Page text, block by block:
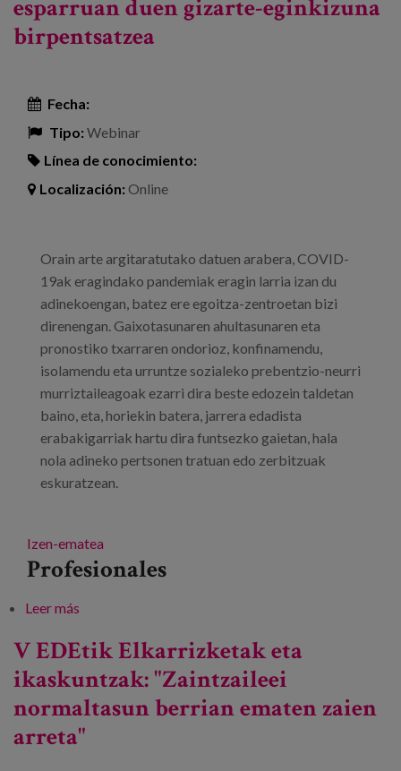
esparruan duen gizarte-eginkizuna
birpentsatzea
Fecha:
Tipo:Webinar
Línea de conocimiento:
Localización:Online
Orain arte argitaratutako datuen arabera, COVID-
19ak eragindako pandemiak eragin larria izan du
adinekoengan, batez ere egoitza-zentroetan bizi
direnengan. Gaixotasunaren ahultasunaren eta
pronostiko txarraren ondorioz, konfinamendu,
isolamendu eta urruntze sozialeko prebentzio-neurri
murriztaileagoak ezarri dira beste edozein taldetan
baino, eta, horiekin batera, jarrera edadista
erabakigarriak hartu dira funtsezko gaietan, hala
nola adineko pertsonen tratuan edo zerbitzuak
eskuratzean.
Izen-ematea
Profesionales
Leer más
V EDEtik Elkarrizketak eta
ikaskuntzak: "Zaintzaileei
normaltasun berrian ematen zaien
arreta"